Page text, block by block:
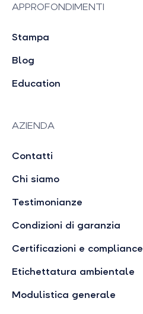
APPROFONDIMENTI
Stampa
Blog
Education
AZIENDA
Contatti
Chi siamo
Testimonianze
Condizioni di garanzia
Certificazioni e compliance
Etichettatura ambientale
Modulistica generale